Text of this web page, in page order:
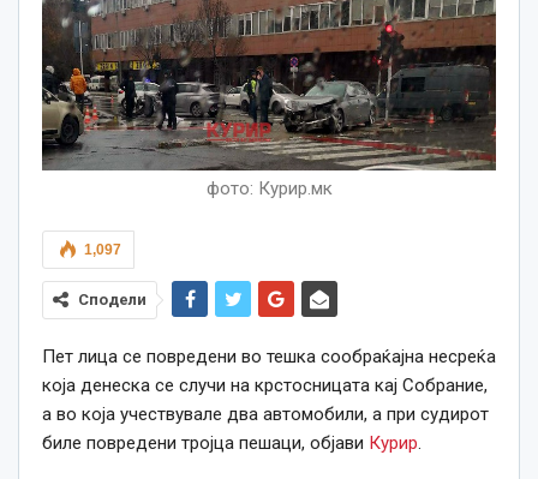
фото: Курир.мк
1,097
Сподели
Пет лица се повредени во тешка сообраќајна несреќа
која денеска се случи на крстосницата кај Собрание,
а во која учествувале два автомобили, а при судирот
биле повредени тројца пешаци, објави Курир.